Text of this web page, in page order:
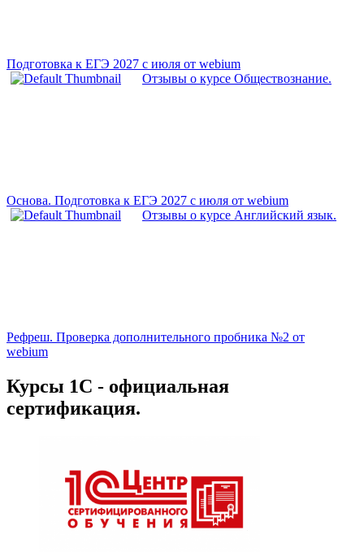
Подготовка к ЕГЭ 2027 с июля от webium
Отзывы о курсе Обществознание.
Основа. Подготовка к ЕГЭ 2027 с июля от webium
Отзывы о курсе Английский язык.
Рефреш. Проверка дополнительного пробника №2 от
webium
Курсы 1С - официальная
сертификация.